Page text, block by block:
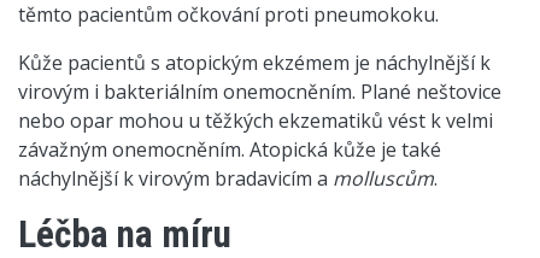
těmto pacientům očkování proti pneumokoku.
Kůže pacientů s atopickým ekzémem je náchylnější k
virovým i bakteriálním onemocněním. Plané neštovice
nebo opar mohou u těžkých ekzematiků vést k velmi
závažným onemocněním. Atopická kůže je také
náchylnější k virovým bradavicím a molluscům.
Léčba na míru